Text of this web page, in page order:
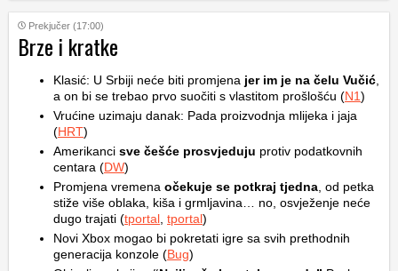
Prekjučer (17:00)
Brze i kratke
Klasić: U Srbiji neće biti promjena jer im je na čelu Vučić
a on bi se trebao prvo suočiti s vlastitom prošlošću (N1)
Vrućine uzimaju danak: Pada proizvodnja mlijeka i jaja
(HRT)
Amerikanci sve češće prosvjeduju protiv podatkovnih
centara (DW)
Promjena vremena očekuje se potkraj tjedna , od petka
stiže više oblaka, kiša i grmljavina… no, osvježenje neće
dugo trajati (tportal tportal)
Novi Xbox mogao bi pokretati igre sa svih prethodnih
generacija konzole (Bug)